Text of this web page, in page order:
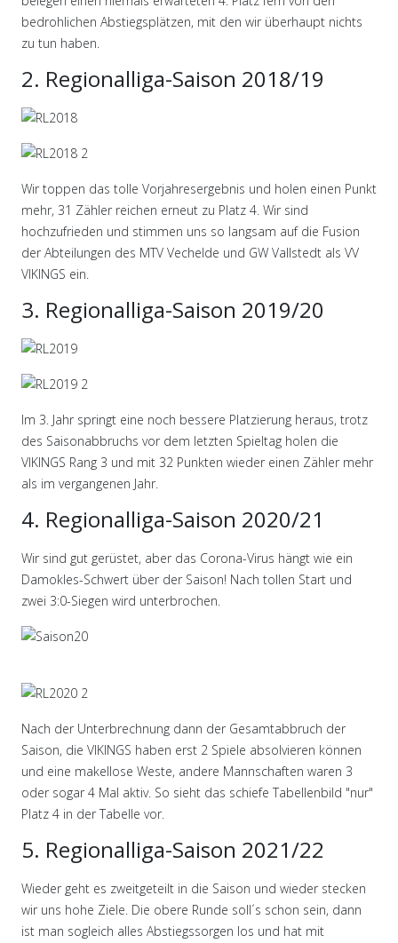
bedrohlichen Abstiegsplätzen, mit den wir überhaupt nichts
zu tun haben.
2. Regionalliga-Saison 2018/19
Wir toppen das tolle Vorjahresergebnis und holen einen Punkt
mehr, 31 Zähler reichen erneut zu Platz 4. Wir sind
hochzufrieden und stimmen uns so langsam auf die Fusion
der Abteilungen des MTV Vechelde und GW Vallstedt als VV
VIKINGS ein.
3. Regionalliga-Saison 2019/20
Im 3. Jahr springt eine noch bessere Platzierung heraus, trotz
des Saisonabbruchs vor dem letzten Spieltag holen die
VIKINGS Rang 3 und mit 32 Punkten wieder einen Zähler mehr
als im vergangenen Jahr.
4. Regionalliga-Saison 2020/21
Wir sind gut gerüstet, aber das Corona-Virus hängt wie ein
Damokles-Schwert über der Saison! Nach tollen Start und
zwei 3:0-Siegen wird unterbrochen.
Nach der Unterbrechnung dann der Gesamtabbruch der
Saison, die VIKINGS haben erst 2 Spiele absolvieren können
und eine makellose Weste, andere Mannschaften waren 3
oder sogar 4 Mal aktiv. So sieht das schiefe Tabellenbild "nur"
Platz 4 in der Tabelle vor.
5. Regionalliga-Saison 2021/22
Wieder geht es zweitgeteilt in die Saison und wieder stecken
wir uns hohe Ziele. Die obere Runde soll´s schon sein, dann
ist man sogleich alles Abstiegssorgen los und hat mit